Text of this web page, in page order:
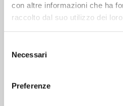
con altre informazioni che ha
raccolto dal suo utilizzo dei
delNecessari
Preferenze